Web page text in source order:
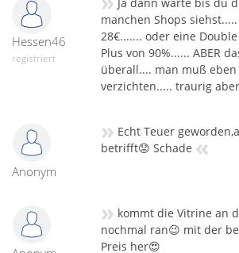
Unterbrechung a la Brechstange leitet
bis die Bukettausbreitung und
gemütlichen Feuerwerksfreund
eine perfekte Umsetzung einer Double
liebte, leider kommt das Original da
Hessen46
registriert
manchen Shops
28€....... oder eine
Plus von 90%...... ABER
überall.... man muß
verzichten..... traurig
Anonym
» Echt Teuer
betrifft😟 Schade «
» kommt die Vitrine an
nochmal ran😉 mit der
Preis her😍